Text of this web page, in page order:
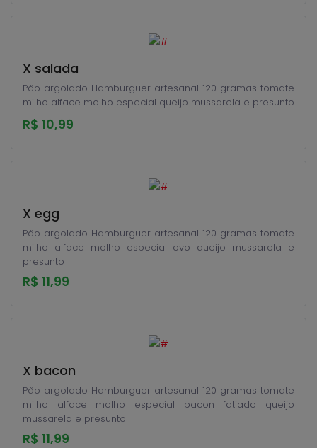
X salada
Pão argolado Hamburguer artesanal 120 gramas tomate
milho alface molho especial queijo mussarela e presunto
R$ 10,99
X egg
Pão argolado Hamburguer artesanal 120 gramas tomate
milho alface molho especial ovo queijo mussarela e
presunto
R$ 11,99
X bacon
Pão argolado Hamburguer artesanal 120 gramas tomate
milho alface molho especial bacon fatiado queijo
mussarela e presunto
R$ 11,99